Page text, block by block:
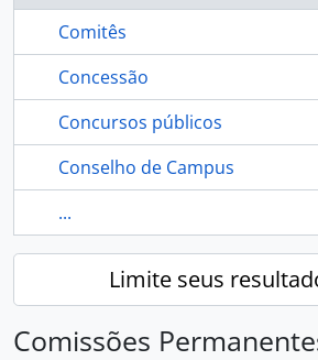
Comitês
Concessão
Concursos públicos
Conselho de Campus
...
Limite seus
Comissões